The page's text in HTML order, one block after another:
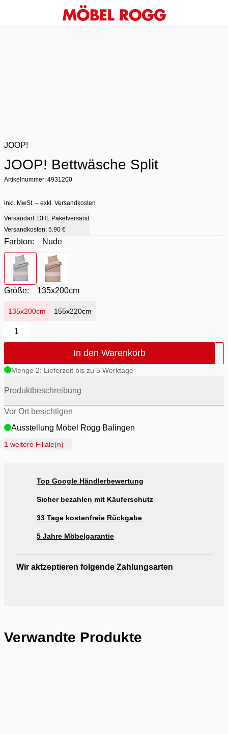
JOOP!
JOOP! Bettwäsche Split
Artikelnummer: 4931200
inkl. MwSt. – exkl. Versandkosten
Versandart: DHL Paketversand
Versandkosten: 5.90 €
Farbton:
Nude
Farbton
- Nude
Farbton
Größe: 135x200cm
135x200cm 155x220cm
1
In den Warenkorb
Menge 2: Lieferzeit bis zu 5 Werktage
Produktbeschreibung
Vor Ort besichtigen
Ausstellung Möbel Rogg Balingen
Ausstellung Rogg Discount Balingen
Ausstellung Möbel Rogg Reutlingen
1 weitere Filiale(n)
Top Google Händlerbewertung
Sicher bezahlen mit Käuferschutz
33 Tage kostenfreie Rückgabe
5 Jahre Möbelgarantie
Wir aktzeptieren folgende Zahlungsarten
Verwandte Produkte